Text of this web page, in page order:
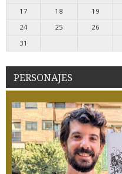
17
18 19
24
25 26
31
PERSONAJES